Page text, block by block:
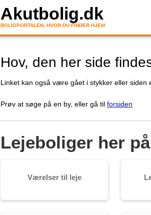
Akutbolig.dk
BOLIGPORTALEN, HVOR DU FINDER HJEM
Hov, den her side
Linket kan også være gået i stykker eller siden
Prøv at søge på en by, eller gå til forsiden
Lejeboliger her
Værelser til leje